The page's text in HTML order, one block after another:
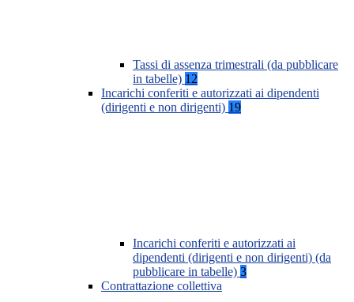
Tassi di assenza trimestrali (da pubblicare
in tabelle) 12
Incarichi conferiti e autorizzati ai dipendenti
(dirigenti e non dirigenti) 19
Incarichi conferiti e autorizzati ai
dipendenti (dirigenti e non dirigenti) (da
pubblicare in tabelle) 3
Contrattazione collettiva